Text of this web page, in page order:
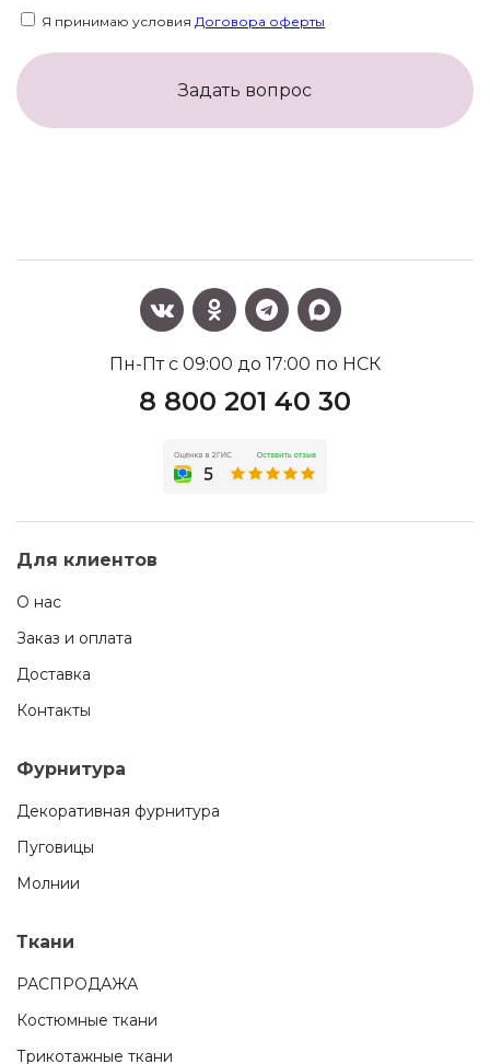
Я принимаю условия Договора оферты
Задать вопрос
Пн-Пт с 09:00 до 17:00 по НСК
8 800 201 40 30
Для клиентов
О нас
Заказ и оплата
Доставка
Контакты
Фурнитура
Декоративная фурнитура
Пуговицы
Молнии
Ткани
РАСПРОДАЖА
Костюмные ткани
Трикотажные ткани